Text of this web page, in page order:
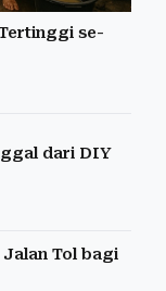
se-
dari DIY
Tol bagi